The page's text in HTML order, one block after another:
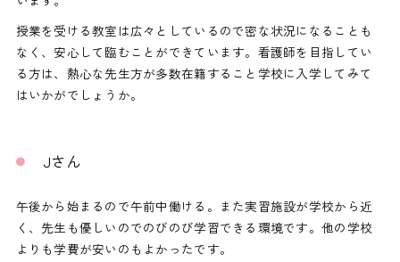
授業を受ける教室は広々としているので密な状況になることも
なく、安心して臨むことができています。看護師を目指してい
る方は、熱心な先生方が多数在籍すること学校に入学してみて
はいかがでしょうか。
Jさん
午後から始まるので午前中働ける。また実習施設が学校から近
く、先生も優しいのでのびのび学習できる環境です。他の学校
よりも学費が安いのもよかったです。